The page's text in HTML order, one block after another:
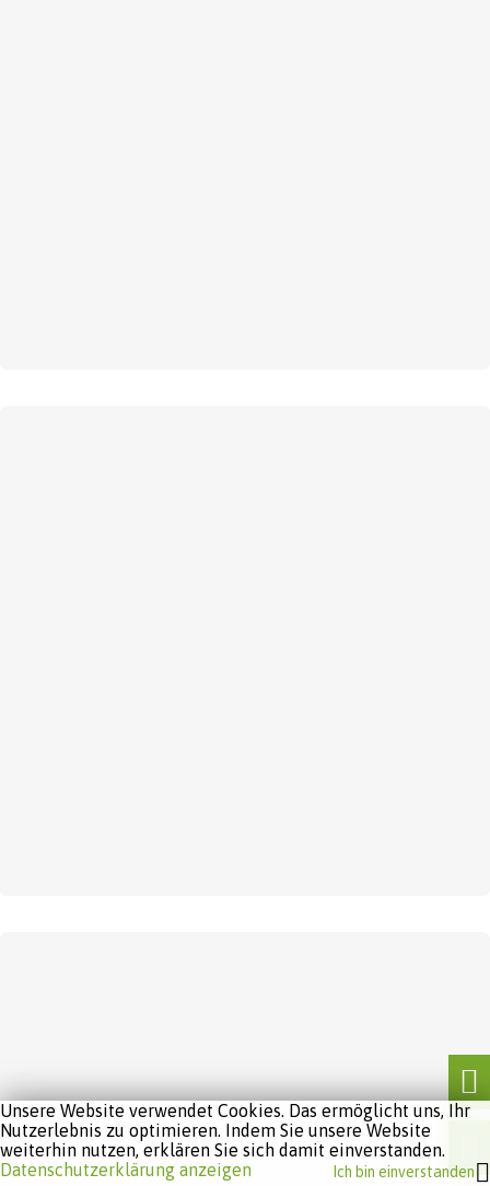
Unsere Website verwendet Cookies. Das ermöglicht uns, Ihr
Nutzerlebnis zu optimieren. Indem Sie unsere Website
weiterhin nutzen, erklären Sie sich damit einverstanden.
Datenschutzerklärung anzeigen
Ich bin einverstanden